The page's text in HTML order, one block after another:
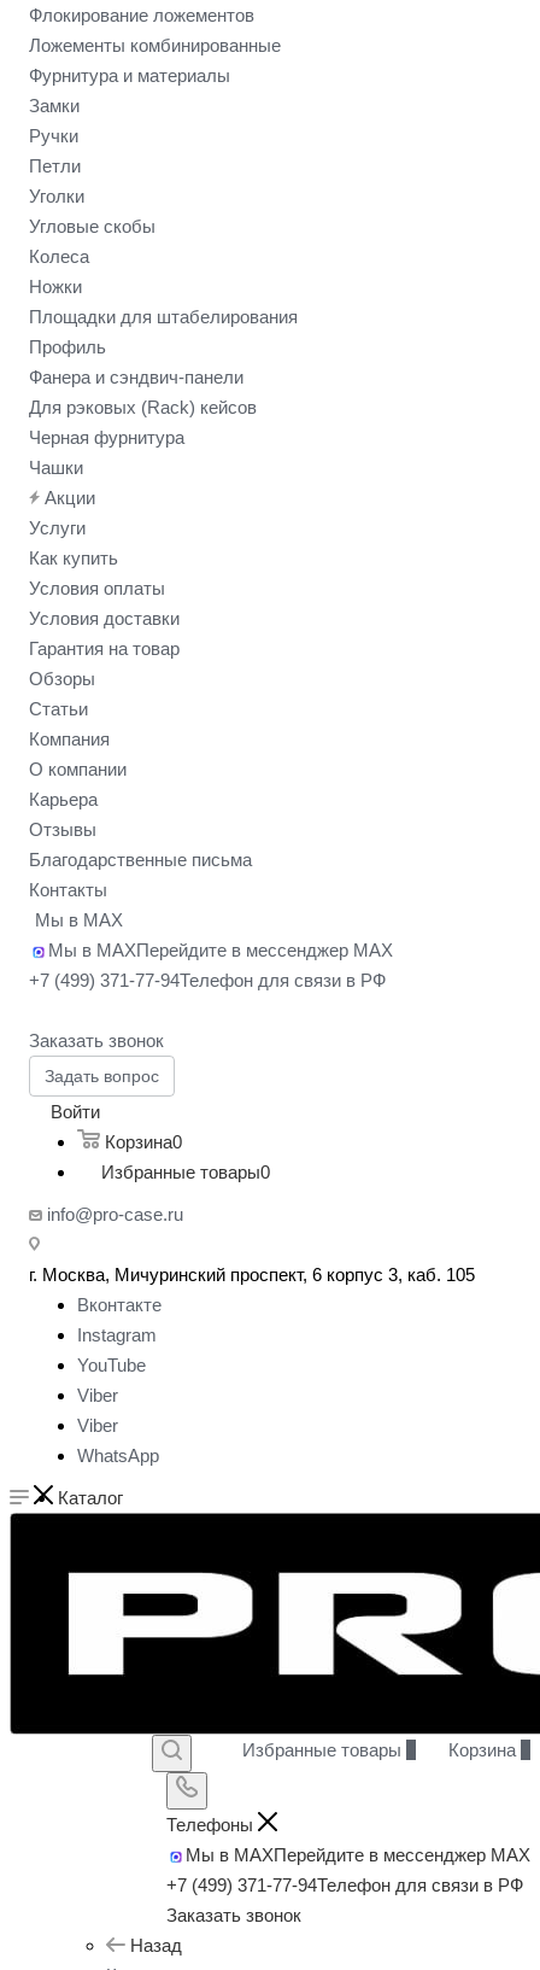
Флокирование ложементов
Ложементы комбинированные
Фурнитура и материалы
Замки
Ручки
Петли
Уголки
Угловые скобы
Колеса
Ножки
Площадки для штабелирования
Профиль
Фанера и сэндвич-панели
Для рэковых (Rack) кейсов
Черная фурнитура
Чашки
Акции
Услуги
Как купить
Условия оплаты
Условия доставки
Гарантия на товар
Обзоры
Статьи
Компания
О компании
Карьера
Отзывы
Благодарственные письма
Контакты
Мы в MAX
Мы в MAXПерейдите в мессенджер MAX
+7 (499) 371-77-94Телефон для связи в РФ
Заказать звонок
Задать вопрос
Войти
Корзина0
Избранные товары0
info@pro-case.ru
г. Москва, Мичуринский проспект, 6 корпус 3, каб. 105
Вконтакте
Instagram
YouTube
Viber
Viber
WhatsApp
Избранные товары Корзина
Телефоны
Мы в MAXПерейдите в мессенджер MAX
+7 (499) 371-77-94Телефон для связи в РФ
Заказать звонок
Каталог
Назад